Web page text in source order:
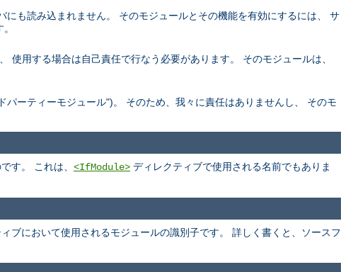
も読み込まれません。 そのモジュールとその機能を有効にするには、 サ
用する場合は自己責任で行なう必要があります。 そのモジュールは、
ーティーモジュール")。 そのため、我々に責任はありませんし、 そのモ
す。 これは、 <IfModule> ディレクティブで使用される名前でもありま
ブにおいて使用されるモジュールの識別子です。 詳しく書くと、ソースフ